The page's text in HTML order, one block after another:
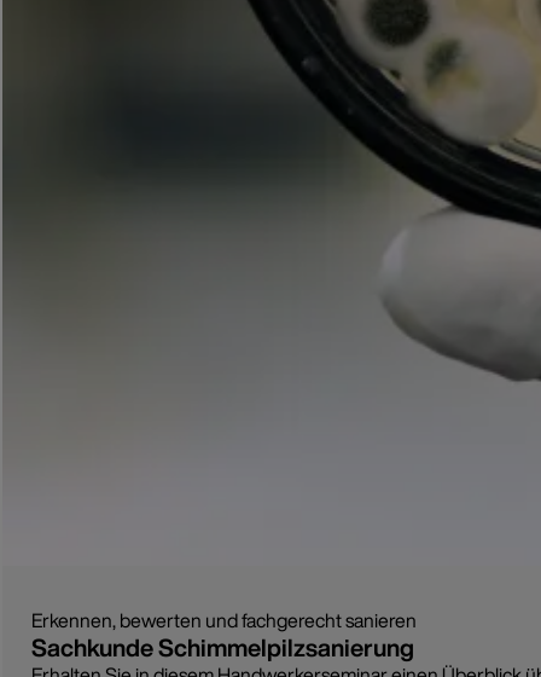
Erkennen, bewerten und fachgerecht sanieren
Sachkunde Schimmelpilzsanierung